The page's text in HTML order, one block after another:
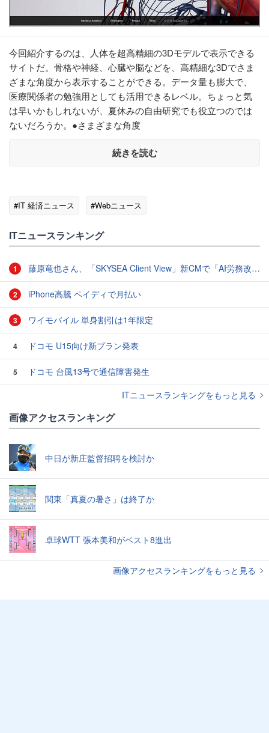
今回紹介するのは、人体を超高精細の3Dモデルで表示できる
サイトだ。骨格や神経、心臓や脳などを、高精細な3Dでさま
ざまな角度から表示することができる。データ量も膨大で、
医療関係者の勉強用としても活用できるレベル。ちょっと気
は早いかもしれないが、夏休みの自由研究でも役立つのでは
ないだろうか。●さまざまな角度
続きを読む
#IT 経済ニュース #Webニュース
ITニュースランキング
1 藤原竜也さん、「SKYSEA Client View」新CMで「AI労務改善」をアピール 働き方をAIが分析したら「すぐに休んで」と言われる？
2 iPhone高騰 ペイディで月払い
3 ワイモバイル 単身割引は1年限定
4 ドコモ U15向け新プラン発表
5
ドコモ 台風13号で通信障害発生
ITニュースランキングをもっと見る
画像アクセスランキング
中日が新庄監督招聘を検討か
関東「真夏の暑さ」は終了か
卓球WTT 張本美和がベスト8進出
画像アクセスランキングをもっと見る